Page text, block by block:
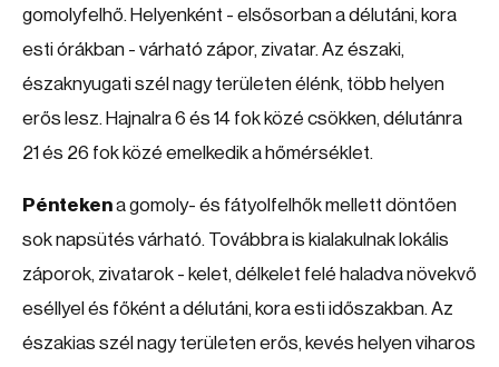
gomolyfelhő. Helyenként - elsősorban a délutáni, kora
esti órákban - várható zápor, zivatar. Az északi,
északnyugati szél nagy területen élénk, több helyen
erős lesz. Hajnalra 6 és 14 fok közé csökken, délutánra
21 és 26 fok közé emelkedik a hőmérséklet.
Péntekena gomoly- és fátyolfelhők mellett döntően
sok napsütés várható. Továbbra is kialakulnak lokális
záporok, zivatarok - kelet, délkelet felé haladva növekvő
eséllyel és főként a délutáni, kora esti időszakban. Az
északias szél nagy területen erős, kevés helyen viharos